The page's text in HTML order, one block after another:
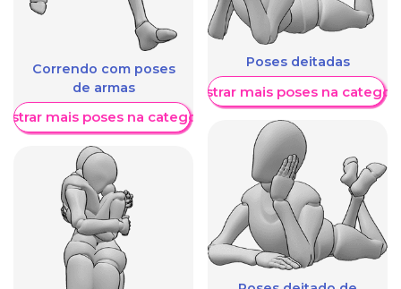
Correndo com poses
de armas
mais poses na categoria
Poses deitadas
Mostrar mais poses na